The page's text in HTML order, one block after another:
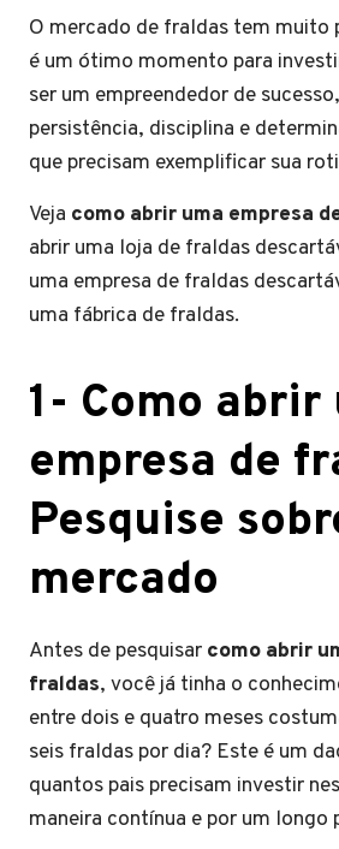
O mercado de fraldas tem muito
é um ótimo momento para
ser um empreendedor de
persistência, disciplina e
que precisam exemplificar sua
Veja como abrir uma empresa
abrir uma loja de fraldas
uma empresa de fraldas
uma fábrica de fraldas.
1- Como abrir
empresa de
Pesquise
mercado
Antes de pesquisar como abrir
fraldas, você já tinha o
entre dois e quatro meses
seis fraldas por dia? Este é um
quantos pais precisam investir
maneira contínua e por um longo